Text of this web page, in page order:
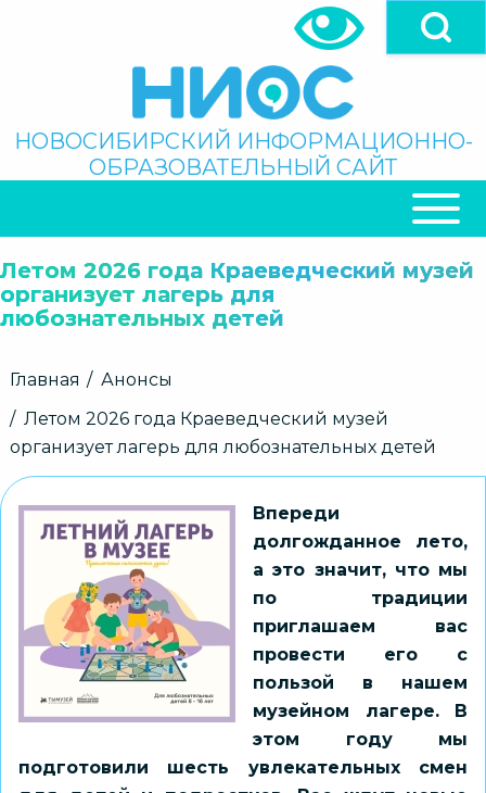
Поиск
НОВОСИБИРСКИЙ ИНФОРМАЦИОННО-
ОБРАЗОВАТЕЛЬНЫЙ САЙТ
НАВИГАЦИЯ
Летом 2026 года Краеведческий музей
организует лагерь для
любознательных детей
Строка
Главная
Анонсы
Летом 2026 года Краеведческий музей
организует лагерь для любознательных детей
Впереди
долгожданное лето,
а это значит, что мы
по традиции
приглашаем вас
провести его с
пользой в нашем
музейном лагере. В
этом году мы
подготовили шесть увлекательных смен